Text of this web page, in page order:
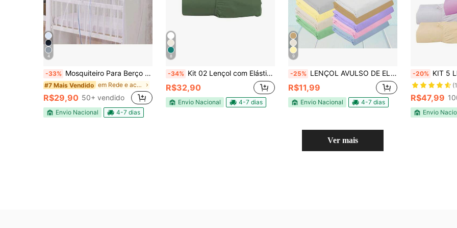
4
-33% Mosquiteiro Para Berço Padrão Americano E Nacional Tela Mosqueteira Tule Bebe Cortinado Rede Protetora
#7 Mais Vendido em Rede e acessórios para berço de bebê
R$29,90 50+ vendido
Envio Nacional 4-7 dias
8
-34% Kit 02 Lençol com Elástico Berço Desmontável Chiqueirinho 400 Fios
R$32,90
Envio Nacional 4-7 dias
9
-25% LENÇOL AVULSO DE ELÁSTICO PARA MINI BERÇO
R$11,99
Envio Nacional 4-7 dias
-20% KIT 5 LENÇOL PARA
R$47,99
Envio
Ver mais